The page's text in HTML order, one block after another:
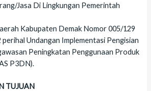
Jasa Di Lingkungan Pemerintah
Kabupaten Demak Nomor 005/129
Undangan Implementasi Pengisian
Peningkatan Penggunaan Produk
P3DN).